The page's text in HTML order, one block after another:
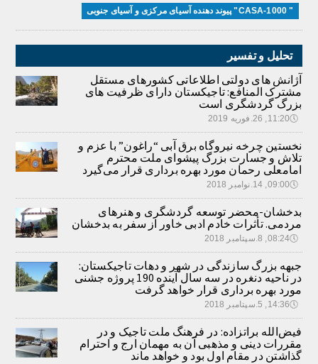
" CASA-1000" پیوند دهنده آسیای مرکزی و آسیای جنوبی
تحلیل و تفسیر
آژانش های دولتی اطلاعاتی کشورهای مستقل
مشترک المنافع: تاجیکستان دارای ظرفیت های
بزرگ گردشگری است
🕔11:20, 26.فوریه 2019
نخستین چرخه نیروگاه برق آبی “راغون” با عزم و
تلاش و جسارت بزرگ پیشوای ملت محترم
امامعلی رحمان مورد بهره برداری قرار می‌گیرد
🕔09:00, 14.نوامبر 2018
بدخشان-محضر توسعه گردشگری و هنرهای
مردمی. تأثرات خادم ادبی خاور از سفر به بدخشان
🕔08:24, 8.سپتامبر 2018
جبهه بزرگ سازندگی در شهر و دهات تاجیکستان:
در ناحیه دنغره در سه سال آینده 190 پروژه جشنی
مورد بهره برداری قرار خواهد گرفت
🕔14:36, 5.سپتامبر 2018
فیض‌الله براتزاده: در فرهنگ ملت تاجیک و در
مقررات دینی و مذهبی آن به مهمان ارج و احترام
گذاشتن در مقام اول بود و خواهد ماند